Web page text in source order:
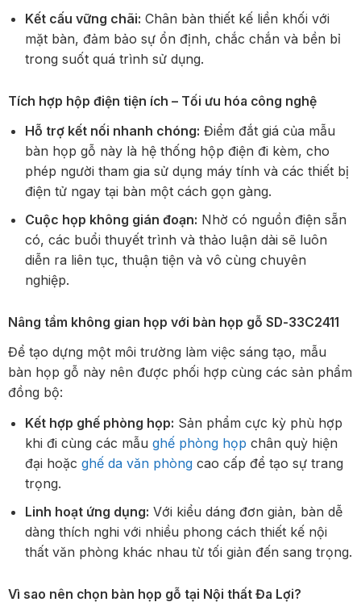
Kết cấu vững chãi: Chân bàn thiết kế liền khối với
mặt bàn, đảm bảo sự ổn định, chắc chắn và bền bỉ
trong suốt quá trình sử dụng.
Tích hợp hộp điện tiện ích – Tối ưu hóa công nghệ
Hỗ trợ kết nối nhanh chóng: Điểm đắt giá của mẫu
bàn họp gỗ này là hệ thống hộp điện đi kèm, cho
phép người tham gia sử dụng máy tính và các thiết bị
điện tử ngay tại bàn một cách gọn gàng.
Cuộc họp không gián đoạn: Nhờ có nguồn điện sẵn
có, các buổi thuyết trình và thảo luận dài sẽ luôn
diễn ra liên tục, thuận tiện và vô cùng chuyên
nghiệp.
Nâng tầm không gian họp với bàn họp gỗ SD-33C2411
Để tạo dựng một môi trường làm việc sáng tạo, mẫu
bàn họp gỗ này nên được phối hợp cùng các sản phẩm
đồng bộ:
Kết hợp ghế phòng họp: Sản phẩm cực kỳ phù hợp
khi đi cùng các mẫu ghế phòng họp chân quỳ hiện
đại hoặc ghế da văn phòngcao cấp để tạo sự trang
trọng.
Linh hoạt ứng dụng: Với kiểu dáng đơn giản, bàn dễ
dàng thích nghi với nhiều phong cách thiết kế nội
thất văn phòng khác nhau từ tối giản đến sang trọng.
Vì sao nên chọn bàn họp gỗ tại Nội thất Đa Lợi?